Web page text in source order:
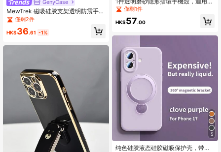
GenyCase
MewTrek 磁吸硅胶支架透明防震手机
壳，银色硅胶材质，防摔防震，兼容6
-16英寸机型，兼容三星Galaxy S8-S
25、A03-A73、Note 8-20以及红
机，夏季灵感设计，国际版，非国内
僅剩2件
HK$36.61 -1%
iPhone 17 Air 16 15 14 13 12 11 Pro
Plus Max，支持無線充電，附玻璃鏡
頭蓋與保護膜，防水、防震、防摔、
僅剩1件
HK$57.00
5
纯色硅胶液态硅胶磁吸保护壳，带支